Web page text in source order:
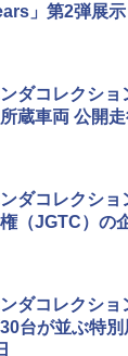
」第2弾展示
ダコレクショ
所蔵車両 公開
ダコレクショ
（JGTC）の
ダコレクショ
台が並ぶ特